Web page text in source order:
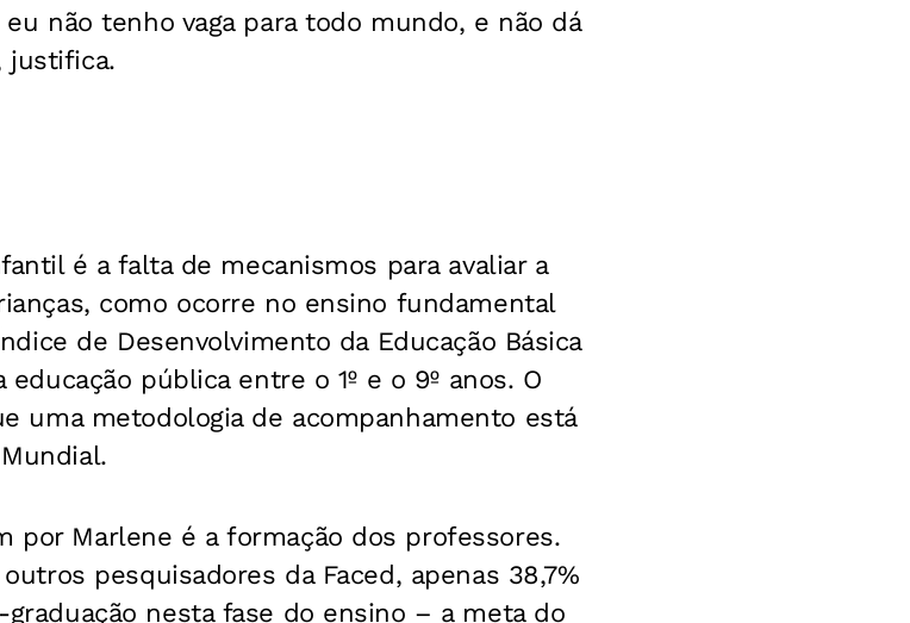
não tenho vaga para todo mundo, e não dá
justifica.
é a falta de mecanismos para avaliar a
como ocorre no ensino fundamental
de Desenvolvimento da Educação Básica
pública entre o 1º e o 9º anos. O
uma metodologia de acompanhamento está
por Marlene é a formação dos professores.
pesquisadores da Faced, apenas 38,7%
nesta fase do ensino – a meta do